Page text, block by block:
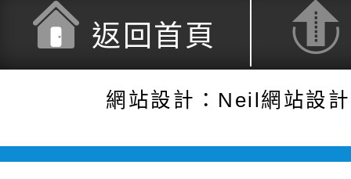
返回首頁
網站設計：Neil網站設